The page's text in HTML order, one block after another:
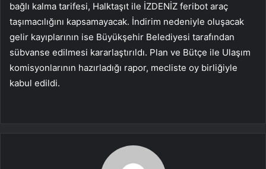
bağlı kalma tarifesi, Halktaşıt ile İZDENİZ feribot araç
taşımacılığını kapsamayacak. İndirim nedeniyle oluşacak
gelir kayıplarının ise Büyükşehir Belediyesi tarafından
sübvanse edilmesi kararlaştırıldı. Plan ve Bütçe ile Ulaşım
komisyonlarının hazırladığı rapor, mecliste oy birliğiyle
kabul edildi.